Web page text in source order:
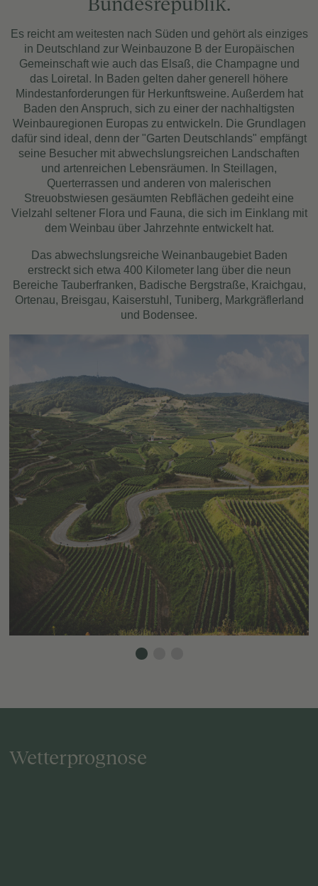
Es reicht am weitesten nach Süden und gehört als einziges
in Deutschland zur Weinbauzone B der Europäischen
Gemeinschaft wie auch das Elsaß, die Champagne und
das Loiretal. In Baden gelten daher generell höhere
Mindestanforderungen für Herkunftsweine. Außerdem hat
Baden den Anspruch, sich zu einer der nachhaltigsten
Weinbauregionen Europas zu entwickeln. Die Grundlagen
dafür sind ideal, denn der "Garten Deutschlands" empfängt
seine Besucher mit abwechslungsreichen Landschaften
und artenreichen Lebensräumen. In Steillagen,
Querterrassen und anderen von malerischen
Streuobstwiesen gesäumten Rebflächen gedeiht eine
Vielzahl seltener Flora und Fauna, die sich im Einklang mit
dem Weinbau über Jahrzehnte entwickelt hat.
Das abwechslungsreiche Weinanbaugebiet Baden
erstreckt sich etwa 400 Kilometer lang über die neun
Bereiche Tauberfranken, Badische Bergstraße, Kraichgau,
Ortenau, Breisgau, Kaiserstuhl, Tuniberg, Markgräflerland
und Bodensee.
Wetterprognose